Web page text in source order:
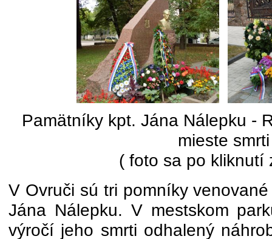
Pamätníky kpt. Jána Nálepku -
mieste smrti
( foto sa po kliknutí
V Ovruči sú tri pomníky
Jána Nálepku. V mestskom
výročí jeho smrti odhalený